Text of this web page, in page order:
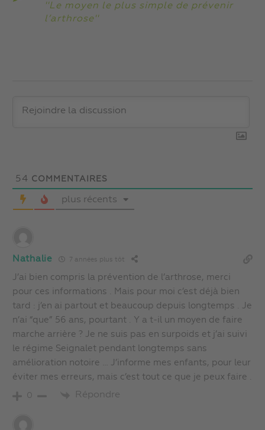
''Le moyen le plus simple de prévenir
l’arthrose''
54 COMMENTAIRES
plus récents
Nathalie 7 années plus tôt
J’ai bien compris la prévention de l’arthrose, merci
pour ces informations . Mais pour moi c’est déjà bien
tard : j’en ai partout et beaucoup depuis longtemps . Je
n’ai “que” 56 ans, pourtant . Y a t-il un moyen de faire
marche arrière ? Je ne suis pas en surpoids et j’ai suivi
le régime Seignalet pendant longtemps sans
amélioration notoire … J’informe mes enfants, pour leur
éviter mes erreurs, mais c’est tout ce que je peux faire .
0 Répondre